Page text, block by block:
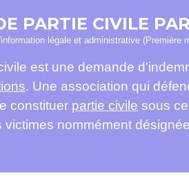
PARTIE CIVILE
légale et administrative (Première
est une demande
. Une association qui
constituer partie civile sous
nommément